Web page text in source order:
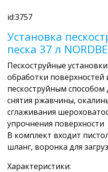
id:3757
Установка
песка 37 л
Пескоструйные
обработки
пескоструйным способом
снятия ржавчины,
сглаживания
упрочнения поверхности
В комплект входит
шланг, воронка для
Характеристики: